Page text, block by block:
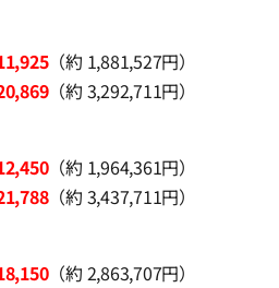
（約 1,881,527円）
（約 3,292,711円）
（約 1,964,361円）
（約 3,437,711円）
（約 2,863,707円）